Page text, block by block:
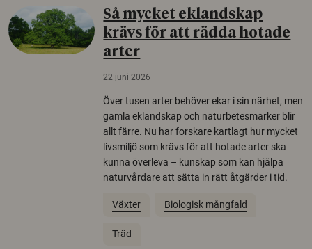
Så mycket eklandskap
krävs för att rädda hotade
arter
22 juni 2026
Över tusen arter behöver ekar i sin närhet, men
gamla eklandskap och naturbetesmarker blir
allt färre. Nu har forskare kartlagt hur mycket
livsmiljö som krävs för att hotade arter ska
kunna överleva – kunskap som kan hjälpa
naturvårdare att sätta in rätt åtgärder i tid.
Växter Biologisk mångfald
Träd